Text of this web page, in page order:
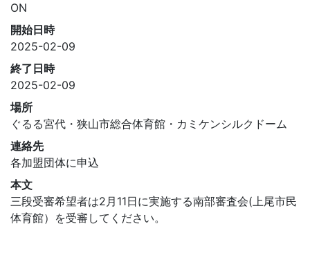
ON
開始日時
2025-02-09
終了日時
2025-02-09
場所
ぐるる宮代・狭山市総合体育館・カミケンシルクドーム
連絡先
各加盟団体に申込
本文
三段受審希望者は2月11日に実施する南部審査会(上尾市民
体育館）を受審してください。